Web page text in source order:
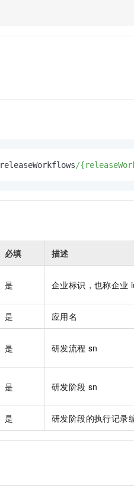
releaseWorkflows/
必填 描述
是 企业标识，也称企业
是 应用名
是 研发流程 sn
是 研发阶段 sn
是 研发阶段的执行记录
AI Native 的算法工程平台，一站式完成建模、训练、推理服务部署
10分钟微调：让0.6B模型媲美235B模型
多种方案随心选，轻松解锁专属 DeepSeek